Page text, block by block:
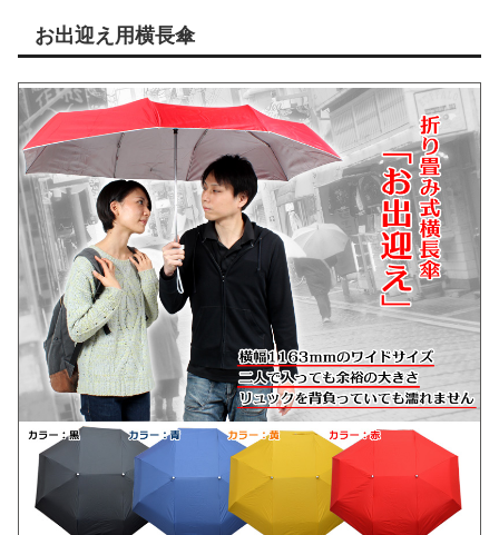
お出迎え用横長傘